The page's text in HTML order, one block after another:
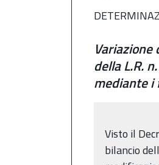
della L.R.
mediante i
Visto il
bilancio